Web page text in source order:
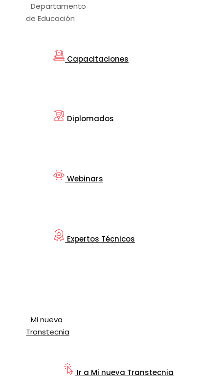
Departamento
de Educación
Capacitaciones
Diplomados
Webinars
Expertos Técnicos
Mi nueva
Transtecnia
Ir a Mi nueva Transtecnia